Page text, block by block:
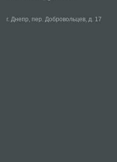
г. Днепр, пер. Добровольцев, д. 17